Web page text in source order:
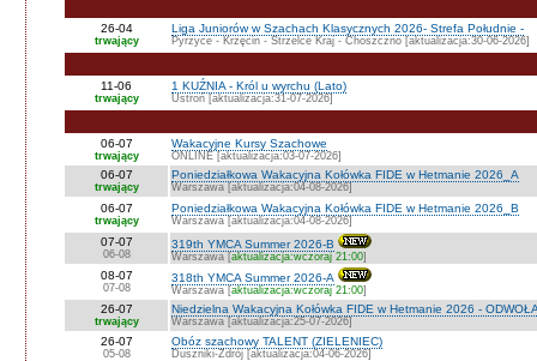
26-04
trwający
Liga Juniorów w Szachach Klasycznych 2026- Strefa Południe -
Pyrzyce - Krzęcin - Strzelce Kraj - Choszczno [aktualizacja:30-06-2026]
11-06
trwający
1 KUŹNIA - Król u wyrchu (Lato)
Ustroń [aktualizacja:31-07-2026]
06-07
trwający
Wakacyjne Kursy Szachowe
ONLINE [aktualizacja:03-07-2026]
06-07
trwający
Poniedziałkowa Wakacyjna Kołówka FIDE w Hetmanie 2026_A
Warszawa [aktualizacja:04-08-2026]
06-07
trwający
Poniedziałkowa Wakacyjna Kołówka FIDE w Hetmanie 2026_B
Warszawa [aktualizacja:04-08-2026]
07-07
06-08
319th YMCA Summer 2026-B
Warszawa [aktualizacja:wczoraj 21:00]
08-07
07-08
318th YMCA Summer 2026-A
Warszawa [aktualizacja:wczoraj 21:00]
26-07
trwający
Niedzielna Wakacyjna Kołówka FIDE w Hetmanie 2026 -
Warszawa [aktualizacja:25-07-2026]
26-07
05-08
Obóz szachowy TALENT (ZIELENIEC)
Duszniki-Zdrój [aktualizacja:04-06-2026]